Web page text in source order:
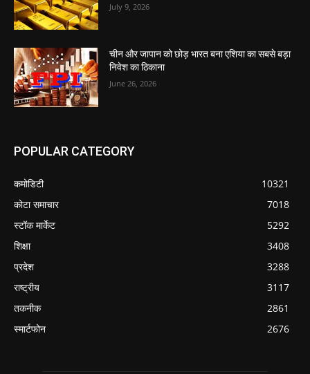
July 9, 2026
चीन और जापान को छोड़ भारत बना एशिया का सबसे बड़ा
निवेश का ठिकाना
June 26, 2026
POPULAR CATEGORY
कमोडिटी
10321
कोटा समाचार
7018
स्टॉक मार्केट
5292
शिक्षा
3408
प्रदेश
3288
राष्ट्रीय
3117
तकनीक
2861
स्मार्टफोन
2676